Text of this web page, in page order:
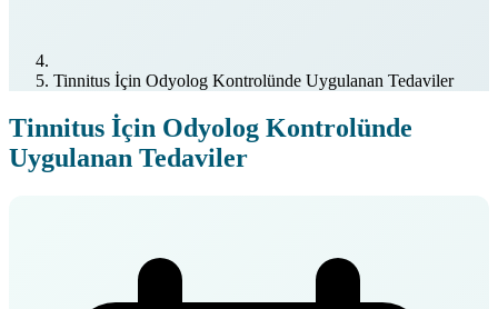
Tinnitus İçin Odyolog Kontrolünde Uygulanan Tedaviler
Tinnitus İçin Odyolog Kontrolünde
Uygulanan Tedaviler